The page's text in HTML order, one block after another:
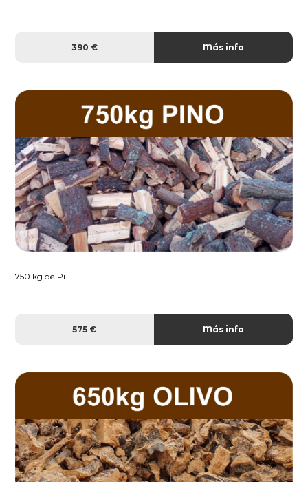
390 € Más info
750 kg de Pi...
575 € Más info